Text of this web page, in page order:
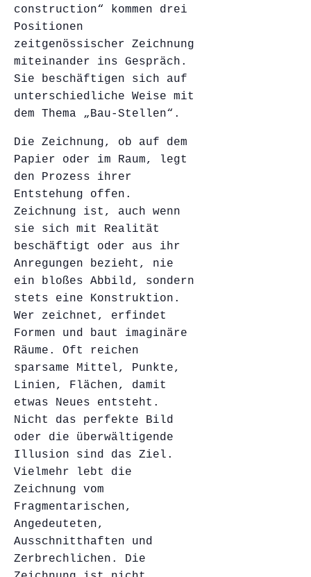
construction“ kommen drei
Positionen
zeitgenössischer Zeichnung
miteinander ins Gespräch.
Sie beschäftigen sich auf
unterschiedliche Weise mit
dem Thema „Bau-Stellen“.
Die Zeichnung, ob auf dem
Papier oder im Raum, legt
den Prozess ihrer
Entstehung offen.
Zeichnung ist, auch wenn
sie sich mit Realität
beschäftigt oder aus ihr
Anregungen bezieht, nie
ein bloßes Abbild, sondern
stets eine Konstruktion.
Wer zeichnet, erfindet
Formen und baut imaginäre
Räume. Oft reichen
sparsame Mittel, Punkte,
Linien, Flächen, damit
etwas Neues entsteht.
Nicht das perfekte Bild
oder die überwältigende
Illusion sind das Ziel.
Vielmehr lebt die
Zeichnung vom
Fragmentarischen,
Angedeuteten,
Ausschnitthaften und
Zerbrechlichen. Die